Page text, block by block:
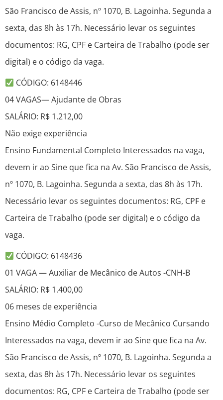
São Francisco de Assis, nº 1070, B. Lagoinha. Segunda a
sexta, das 8h às 17h. Necessário levar os seguintes
documentos: RG, CPF e Carteira de Trabalho (pode ser
digital) e o código da vaga.
CÓDIGO: 6148446
04 VAGAS— Ajudante de Obras
SALÁRIO: R$ 1.212,00
Não exige experiência
Ensino Fundamental Completo Interessados na vaga,
devem ir ao Sine que fica na Av. São Francisco de Assis,
nº 1070, B. Lagoinha. Segunda a sexta, das 8h às 17h.
Necessário levar os seguintes documentos: RG, CPF e
Carteira de Trabalho (pode ser digital) e o código da
vaga.
CÓDIGO: 6148436
01 VAGA — Auxiliar de Mecânico de Autos -CNH-B
SALÁRIO: R$ 1.400,00
06 meses de experiência
Ensino Médio Completo -Curso de Mecânico Cursando
Interessados na vaga, devem ir ao Sine que fica na Av.
São Francisco de Assis, nº 1070, B. Lagoinha. Segunda a
sexta, das 8h às 17h. Necessário levar os seguintes
documentos: RG, CPF e Carteira de Trabalho (pode ser